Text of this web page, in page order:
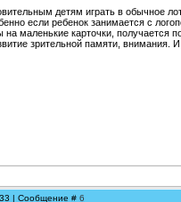
детям играть в обычное
если ребенок занимается с
маленькие карточки, получается
зрительной памяти, внимания.
| Сообщение # 6